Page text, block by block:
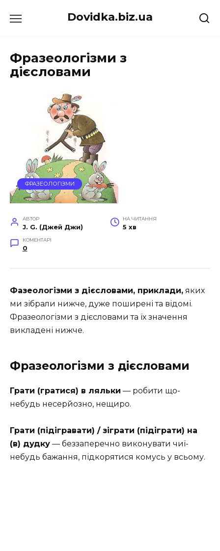
до
Dovidka.biz.ua
Фразеологізми з
дієсловами
ФРАЗЕОЛОГІЗМИ
АВТОР
J. G. (Джей Джи)
НА ЧИТАННЯ
5 хв
КОМЕНТАРІ
0
Фазеологізми з дієсловами, приклади, яких
ми зібрали нижче, дуже поширені та відомі.
Фразеологізми з дієсловами та їх значення
викладені нижче.
Фразеологізми з дієсловами
Грати (гратися) в ляльки — робити що-
небудь несерйозно, нещиро.
Грати (підігравати) / зіграти (підіграти) на
(в) дудку — беззаперечно виконувати чиї-
небудь бажання, підкорятися комусь у всьому.